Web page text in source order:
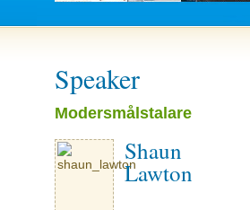
Speaker
Modersmålstalare
Shaun
Lawton